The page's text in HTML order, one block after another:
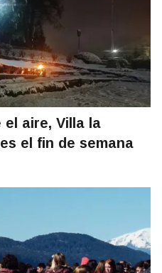
aire, Villa la
el fin de semana